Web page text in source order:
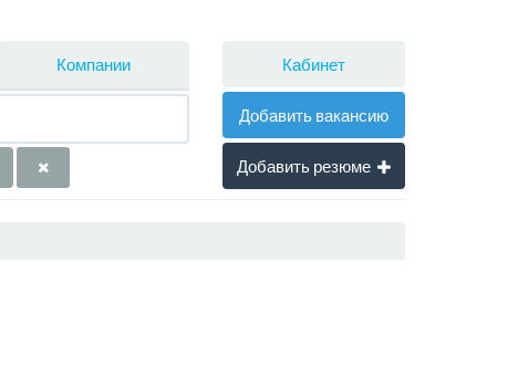
Компании Кабинет
Добавить вакансию
Добавить резюме